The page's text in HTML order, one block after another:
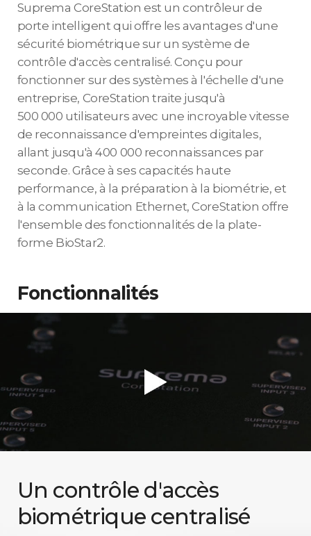
Suprema CoreStation est un contrôleur de
porte intelligent qui offre les avantages d'une
sécurité biométrique sur un système de
contrôle d'accès centralisé. Conçu pour
fonctionner sur des systèmes à l'échelle d'une
entreprise, CoreStation traite jusqu'à
500 000 utilisateurs avec une incroyable vitesse
de reconnaissance d'empreintes digitales,
allant jusqu'à 400 000 reconnaissances par
seconde. Grâce à ses capacités haute
performance, à la préparation à la biométrie, et
à la communication Ethernet, CoreStation offre
l'ensemble des fonctionnalités de la plate-
forme BioStar2.
Fonctionnalités
Un contrôle d'accès
biométrique centralisé